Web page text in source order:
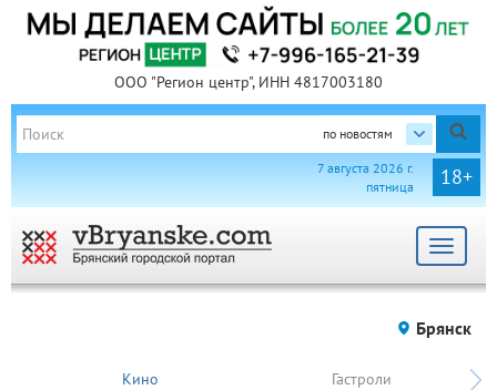
ООО "Регион центр", ИНН 4817003180
по новостям
18+
7 августа 2026 г.
пятница
Toggle
Брянск
Кино Гастроли